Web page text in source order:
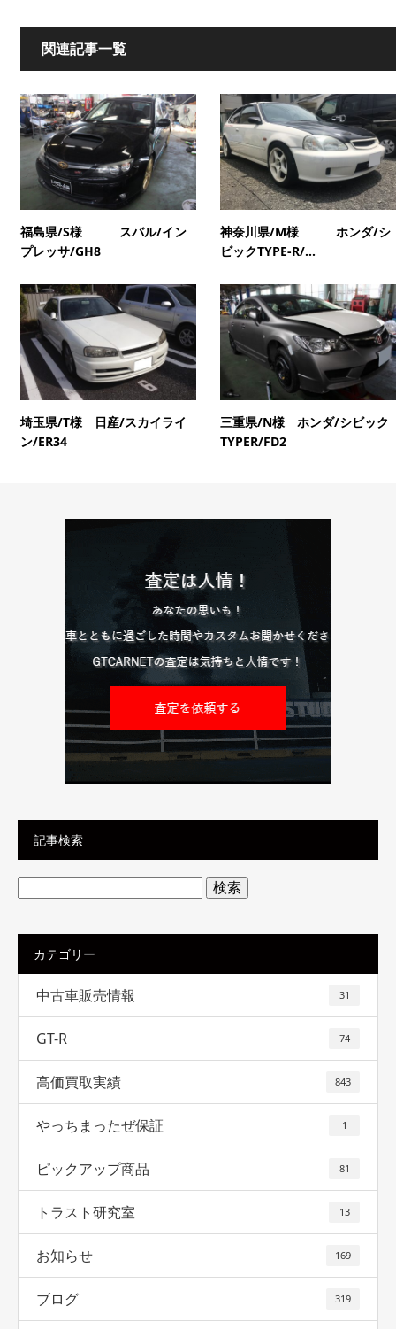
関連記事一覧
福島県/S様 スバル/イン
プレッサ/GH8
神奈川県/M様 ホンダ/シ
ビックTYPE-R/...
埼玉県/T様 日産/スカイライ
ン/ER34
三重県/N様 ホンダ/シビック
TYPER/FD2
記事検索
検
索:
カテゴリー
中古車販売情報 31
GT-R 74
高価買取実績 843
やっちまったぜ保証 1
ピックアップ商品 81
トラスト研究室 13
お知らせ 169
ブログ 319